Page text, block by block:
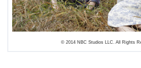
© 2014 NBC Studios LLC. All Rights